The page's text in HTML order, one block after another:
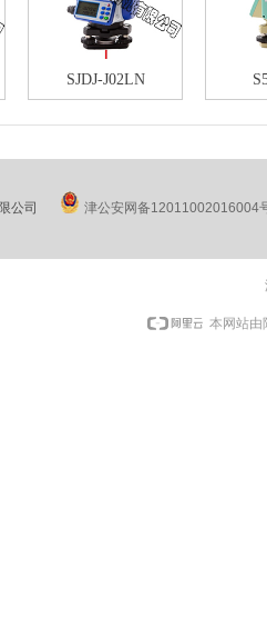
SJDJ-J02LN S57
限公司 津公安网备12011002016004
本网站由